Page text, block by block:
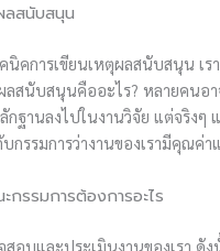
ลสนับสนุน
นิคการเขียนเหตุผลสนับสนุน เร
ลสนับสนุนคืออะไร? หลายคนอ
กฐานลงไปในงานวิจัย แต่จริงๆ
กรรมการว่างานของเรามีคุณค่
ะกรรมการต้องการอะไร
อบและประเมินงานของเรา ดัง